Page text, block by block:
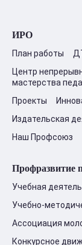
ИРО
План работы
Центр
мастерства
Проекты
Издательская
Наш Профсоюз
Профразвитие
Учебная
Учебно-
Ассоциация
Конкурсное